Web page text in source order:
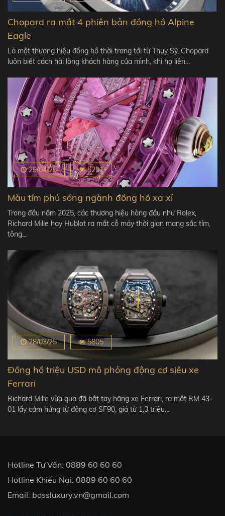
Chopard ra mắt 4 phiên bản đồng hồ Alpine
Eagle
Là một thương hiệu đồng hồ thời trang tới từ Thuỵ Sỹ, Chopard
luôn biết cách hài lòng khách hàng của mình, khi họ liên…
29/04/25 5201
Màu tím phủ sóng ngành đồng hồ xa xỉ
Trong đầu năm 2025, các thương hiệu hàng đầu như Rolex,
Richard Mille hay Hublot ra mắt cỗ máy thời gian mang sắc tím,
tông…
28/03/25 5805
Đồng hồ triệu USD mô phỏng động cơ siêu xe
Ferrari
Richard Mille vừa qua đã bắt tay hãng xe Ferrari, ra mắt RM 43-
01 lấy cảm hứng từ động cơ SF90, giá từ 1,3 triệu…
Hotline Tư Vấn: 0889 60 60 60
Hotline Khiếu Nại: 0889 60 60 60
Email: bossluxury.vn@gmail.com